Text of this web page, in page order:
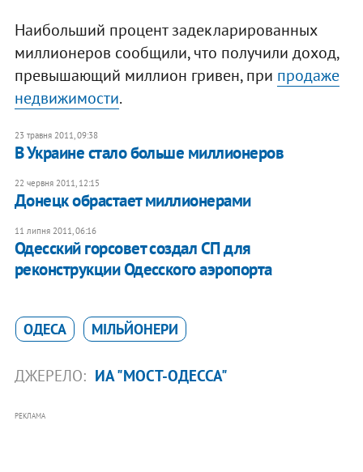
Наибольший процент задекларированных
миллионеров сообщили, что получили доход,
превышающий миллион гривен, при продаже
недвижимости.
23 травня 2011, 09:38
В Украине стало больше миллионеров
22 червня 2011, 12:15
Донецк обрастает миллионерами
11 липня 2011, 06:16
Одесский горсовет создал СП для
реконструкции Одесского аэропорта
ОДЕСА МІЛЬЙОНЕРИ
ДЖЕРЕЛО: ИА "МОСТ-ОДЕССА"
РЕКЛАМА